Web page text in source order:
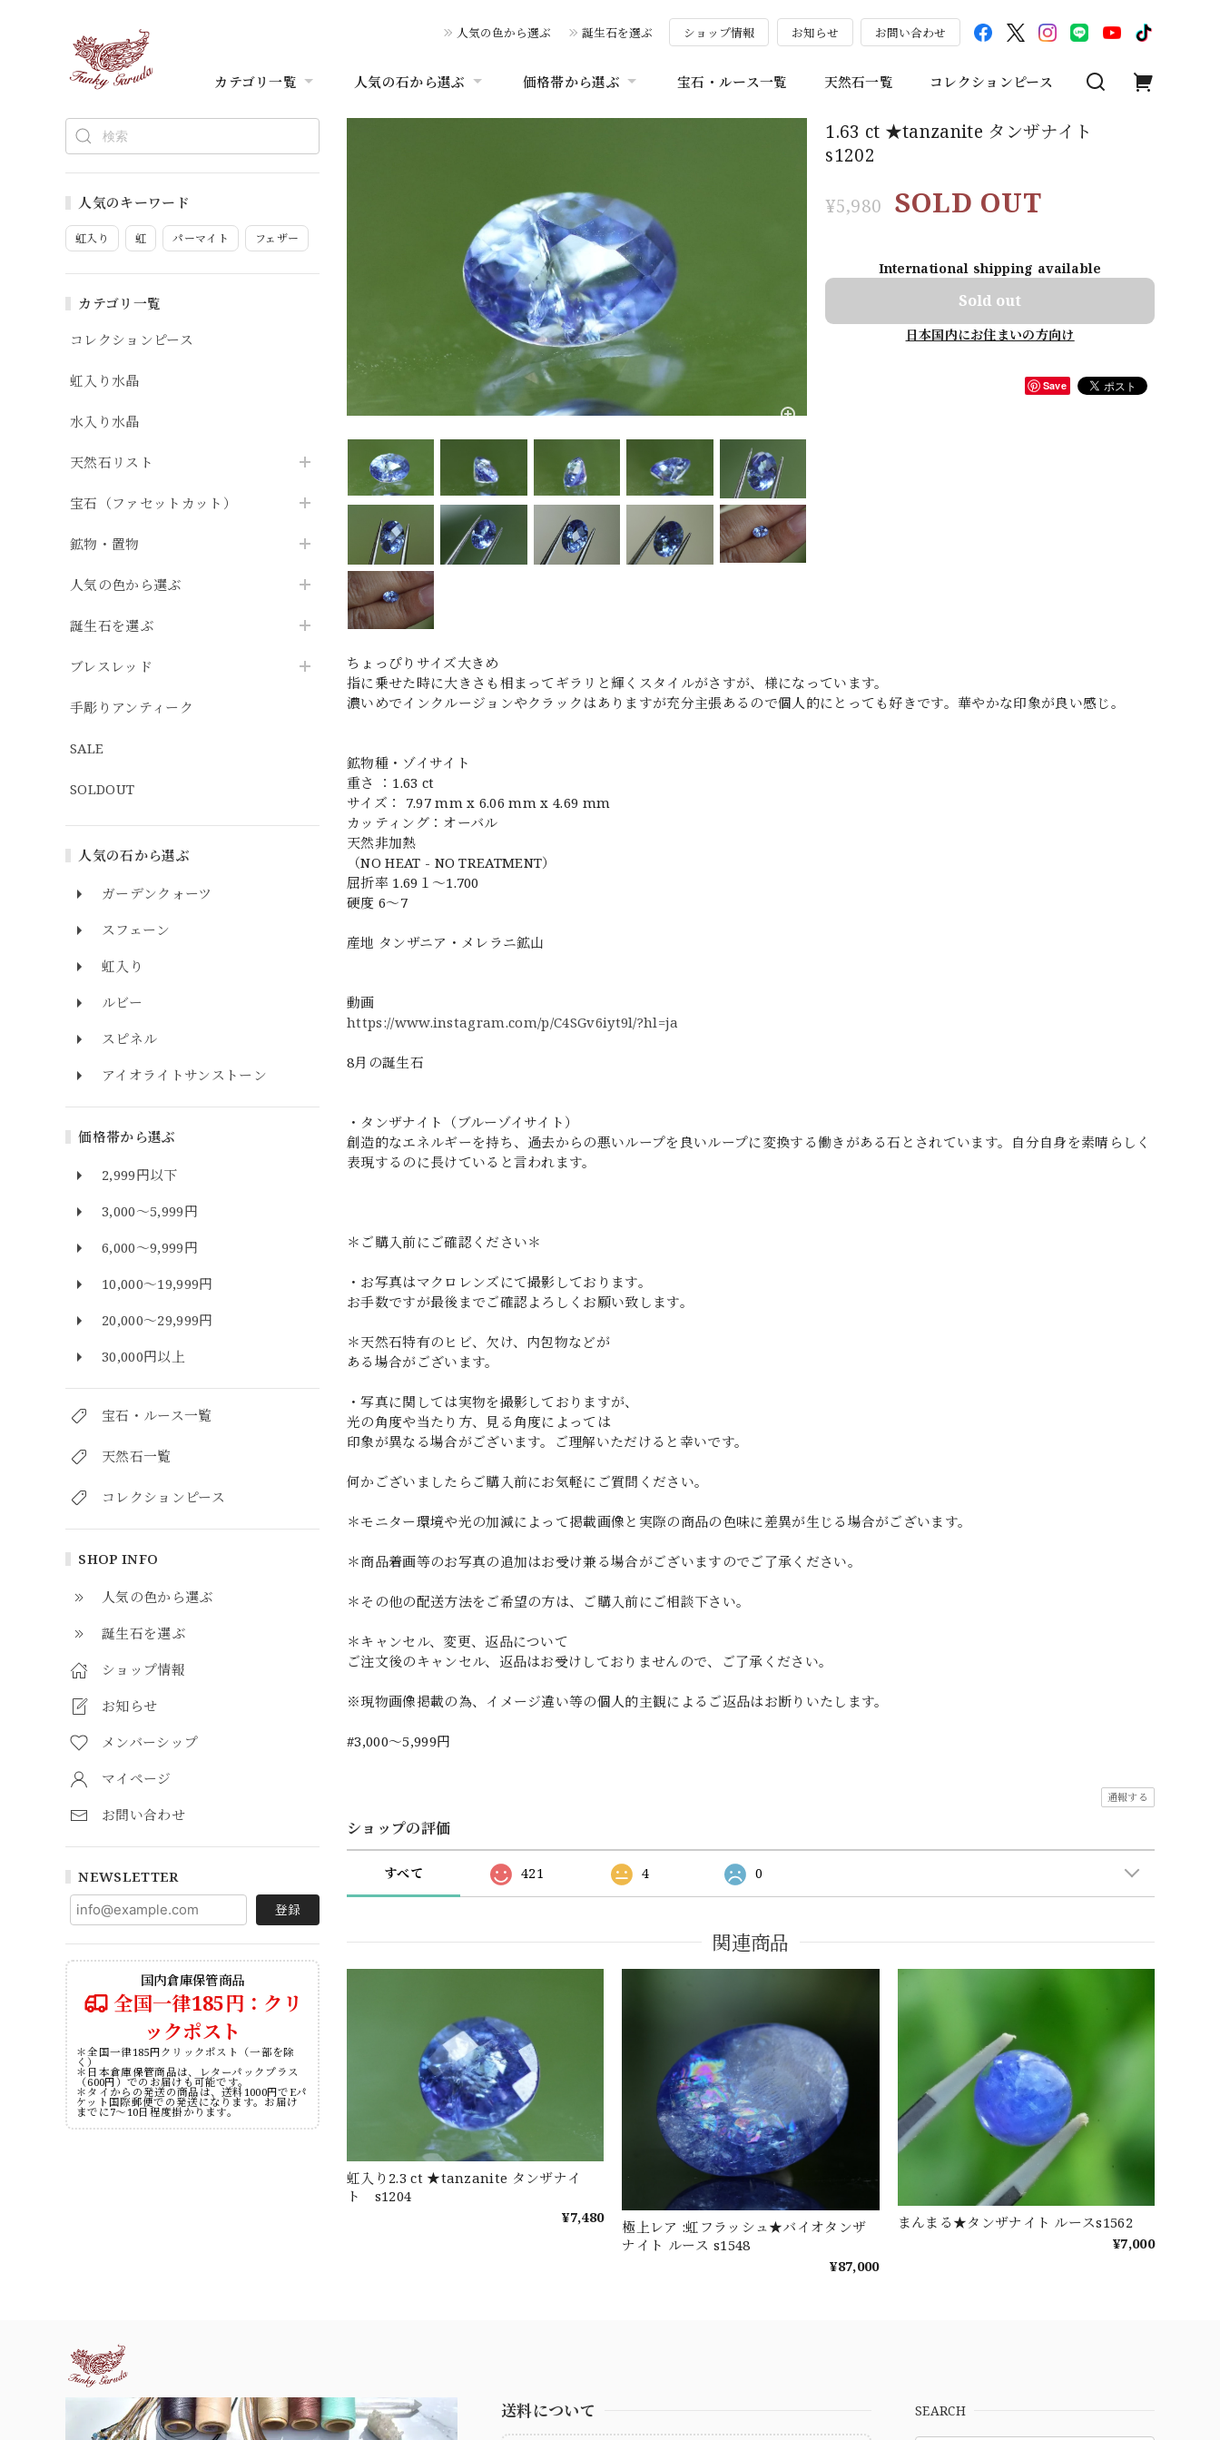
人気の色から選ぶ 誕生石を選ぶ ショップ情報 お知らせ お問い合わせ
カテゴリ一覧 人気の石から選ぶ 価格帯から選ぶ 宝石・ルース一覧 天然石一覧 コレクションピース
人気のキーワード
虹入り 虹 パーマイト フェザー
カテゴリ一覧
コレクションピース
虹入り水晶
水入り水晶
天然石リスト
宝石（ファセットカット）
鉱物・置物
人気の色から選ぶ
誕生石を選ぶ
ブレスレッド
手彫りアンティーク
SALE
SOLDOUT
人気の石から選ぶ
ガーデンクォーツ
スフェーン
虹入り
ルビー
スピネル
アイオライトサンストーン
価格帯から選ぶ
2,999円以下
3,000～5,999円
6,000～9,999円
10,000～19,999円
20,000～29,999円
30,000円以上
宝石・ルース一覧
天然石一覧
コレクションピース
SHOP INFO
人気の色から選ぶ
誕生石を選ぶ
ショップ情報
お知らせ
メンバーシップ
マイページ
お問い合わせ
NEWSLETTER
登録
国内倉庫保管商品
全国一律185円：クリ
ックポスト
＊全国一律185円クリックポスト（一部を除
く）
＊日本倉庫保管商品は、レターパックプラス
（600円）でのお届けも可能です。
＊タイからの発送の商品は、送料1000円でEパ
ケット国際郵便での発送になります。お届け
までに7～10日程度掛かります。
1.63 ct ★tanzanite タンザナイト
s1202
¥5,980 SOLD OUT
International shipping available
Sold out
日本国内にお住まいの方向け
Save
ちょっぴりサイズ大きめ
指に乗せた時に大きさも相まってギラリと輝くスタイルがさすが、様になっています。
濃いめでインクルージョンやクラックはありますが充分主張あるので個人的にとっても好きです。華やかな印象が良い感じ。
鉱物種・ゾイサイト
重さ ：1.63 ct
サイズ： 7.97 mm x 6.06 mm x 4.69 mm
カッティング：オーバル
天然非加熱
（NO HEAT - NO TREATMENT）
屈折率 1.69１～1.700
硬度 6～7
産地 タンザニア・メレラニ鉱山
動画
https://www.instagram.com/p/C4SGv6iyt9l/?hl=ja
8月の誕生石
・タンザナイト（ブルーゾイサイト）
創造的なエネルギーを持ち、過去からの悪いループを良いループに変換する働きがある石とされています。自分自身を素晴らしく
表現するのに長けていると言われます。
＊ご購入前にご確認ください＊
・お写真はマクロレンズにて撮影しております。
お手数ですが最後までご確認よろしくお願い致します。
＊天然石特有のヒビ、欠け、内包物などが
ある場合がございます。
・写真に関しては実物を撮影しておりますが、
光の角度や当たり方、見る角度によっては
印象が異なる場合がございます。ご理解いただけると幸いです。
何かございましたらご購入前にお気軽にご質問ください。
＊モニター環境や光の加減によって掲載画像と実際の商品の色味に差異が生じる場合がございます。
＊商品着画等のお写真の追加はお受け兼る場合がございますのでご了承ください。
＊その他の配送方法をご希望の方は、ご購入前にご相談下さい。
＊キャンセル、変更、返品について
ご注文後のキャンセル、返品はお受けしておりませんので、ご了承ください。
※現物画像掲載の為、イメージ違い等の個人的主観によるご返品はお断りいたします。
#3,000～5,999円
通報する
ショップの評価
すべて 421 4 0
関連商品
虹入り2.3 ct ★tanzanite タンザナイ
ト s1204
¥7,480
極上レア :虹フラッシュ★バイオタンザ
ナイト ルース s1548
¥87,000
まんまる★タンザナイト ルースs1562
¥7,000
送料について SEARCH